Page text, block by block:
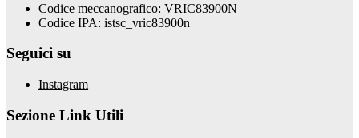
Codice meccanografico: VRIC83900N
Codice IPA: istsc_vric83900n
Seguici su
Instagram
Sezione Link Utili